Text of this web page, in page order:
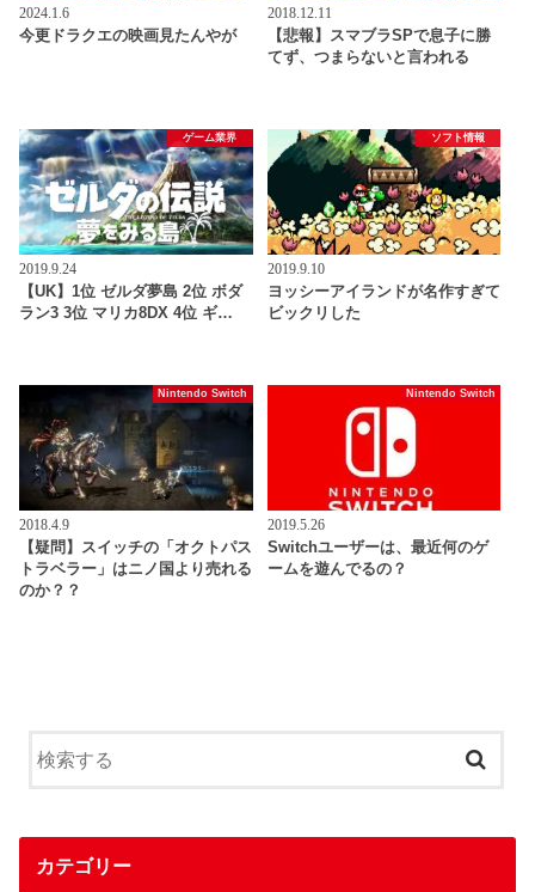
2024.1.6
今更ドラクエの映画見たんやが
2018.12.11
【悲報】スマブラSPで息子に勝
てず、つまらないと言われる
ゲーム業界
2019.9.24
【UK】1位 ゼルダ夢島 2位 ボダ
ラン3 3位 マリカ8DX 4位 ギ…
ソフト情報
2019.9.10
ヨッシーアイランドが名作すぎて
ビックリした
Nintendo Switch
2018.4.9
【疑問】スイッチの「オクトパス
トラベラー」はニノ国より売れる
のか？？
Nintendo Switch
2019.5.26
Switchユーザーは、最近何のゲ
ームを遊んでるの？
カテゴリー